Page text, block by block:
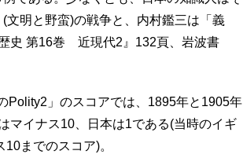
文明と野蛮)の戦争と、内村鑑三は「義
史 第16巻 近現代2』132頁、岩波書
Polity2」のスコアでは、1895年と1905年
マイナス10、日本は1である(当時のイギ
までのスコア)。